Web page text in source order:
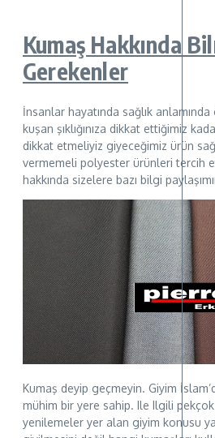
Kumaş Hakkında
Gerekenler
İnsanlar hayatında sağlık
kuşan şıklığınıza dikkat ettiğimiz
dikkat etmeliyiz giyeceğimiz ürün
vermemeli polyester ürünleri tercih
hakkında sizelere bazı bilgi
Kumaş deyip geçmeyin. Giyim
mühim bir yere sahip. Ile Ilgili
yenilemeler yer alan giyim konusu